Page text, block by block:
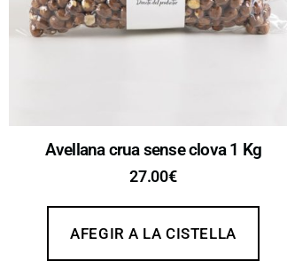
Avellana crua sense clova 1 Kg
27.00€
AFEGIR A LA CISTELLA